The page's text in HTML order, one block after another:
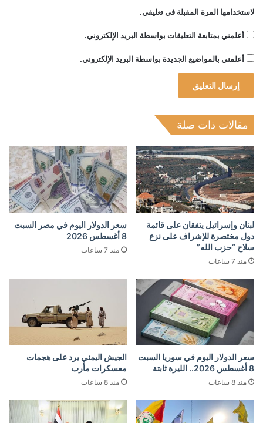
لاستخدامها المرة المقبلة في تعليقي.
أعلمني بمتابعة التعليقات بواسطة البريد الإلكتروني.
أعلمني بالمواضيع الجديدة بواسطة البريد الإلكتروني.
مقالات ذات صلة
لبنان وإسرائيل يتفقان على قائمة
دول مختصرة للإشراف على نزع
سلاح “حزب الله”
منذ 7 ساعات
سعر الدولار اليوم في مصر السبت
8 أغسطس 2026
منذ 7 ساعات
سعر الدولار اليوم في سوريا السبت
8 أغسطس 2026.. الليرة ثابتة
منذ 8 ساعات
الجيش اليمني يرد على هجمات
معسكرات مأرب
منذ 8 ساعات